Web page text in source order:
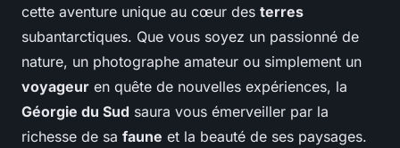
cette aventure unique au cœur des terres
subantarctiques. Que vous soyez un passionné de
nature, un photographe amateur ou simplement un
voyageur en quête de nouvelles expériences, la
Géorgie du Sud saura vous émerveiller par la
richesse de sa faune et la beauté de ses paysages.